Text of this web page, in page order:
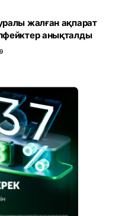
жалған ақпарат
анықталды